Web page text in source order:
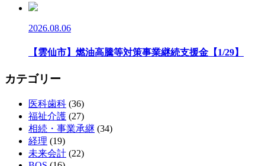
2026.08.06
【雲仙市】燃油高騰等対策事業継続支援金【1/29】
カテゴリー
医科歯科 (36)
福祉介護 (27)
相続・事業承継 (34)
経理 (19)
未来会計 (22)